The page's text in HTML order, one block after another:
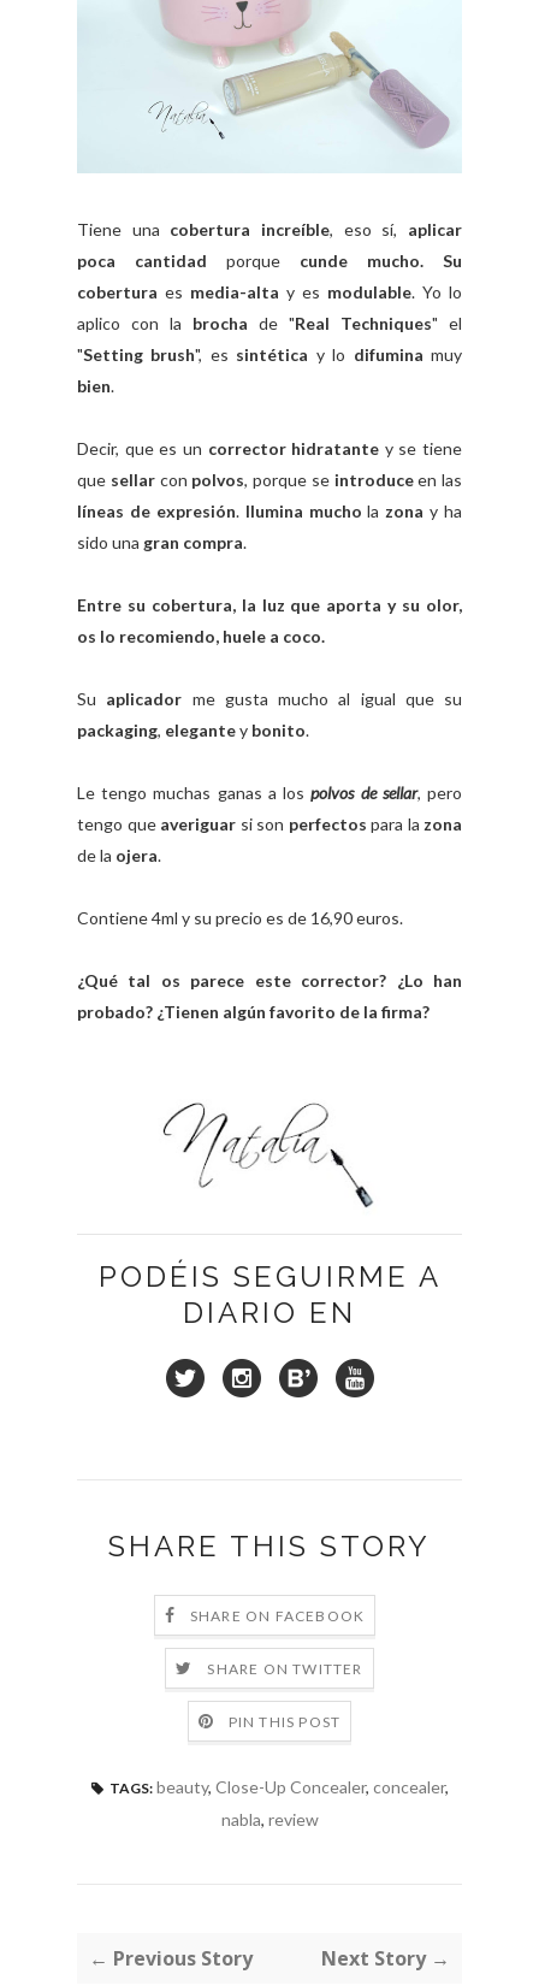
Tiene una cobertura increíble, eso sí, aplicar
poca cantidad porque cunde mucho. Su
cobertura es media-alta y es modulable. Yo lo
aplico con la brocha de "Real Techniques" el
"Setting brush", es sintética y lo difuminamuy
bien.
Decir, que es un corrector hidratante y se tiene
que sellar con polvos, porque se introduceen las
líneas de expresión. Ilumina mucho la zonay ha
sido una gran compra.
Entre su cobertura, la luz que aporta y su olor,
os lo recomiendo, huele a coco.
Su aplicador me gusta mucho al igual que su
packaging, elegantey bonito.
Le tengo muchas ganas a los polvos de sellar, pero
tengo que averiguar si son perfectos para la zona
de la ojera.
Contiene 4ml y su precio es de 16,90 euros.
¿Qué tal os parece este corrector? ¿Lo han
probado? ¿Tienen algún favorito de la firma?
PODÉIS SEGUIRME A
DIARIO EN
SHARE THIS STORY
SHARE ON FACEBOOK
SHARE ON TWITTER
PIN THIS POST
TAGS: beauty, Close-Up Concealer, concealer,
nabla, review
← Previous Story Next Story →